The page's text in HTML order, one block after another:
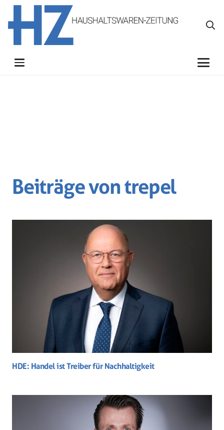
Beiträge von trepel
HDE: Handel ist Treiber für Nachhaltigkeit